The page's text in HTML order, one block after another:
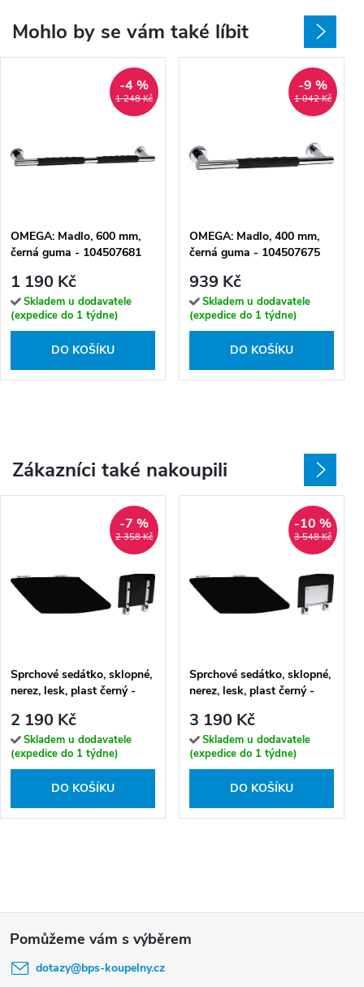
Mohlo by se vám také líbit
1 248 Kč
-4 %
OMEGA: Madlo, 600 mm,
černá guma - 104507681
1 190 Kč
Skladem u dodavatele
(expedice do 1 týdne)
DO KOŠÍKU
1 042 Kč
-9 %
OMEGA: Madlo, 400 mm,
černá guma - 104507675
939 Kč
Skladem u dodavatele
(expedice do 1 týdne)
DO KOŠÍKU
Zákazníci také nakoupili
2 358 Kč
-7 %
Sprchové sedátko, sklopné,
nerez, lesk, plast černý -
2 190 Kč
Skladem u dodavatele
(expedice do 1 týdne)
DO KOŠÍKU
3 548 Kč
-10 %
Sprchové sedátko, sklopné,
nerez, lesk, plast černý -
3 190 Kč
Skladem u dodavatele
(expedice do 1 týdne)
DO KOŠÍKU
dotazy@bps-koupelny.cz